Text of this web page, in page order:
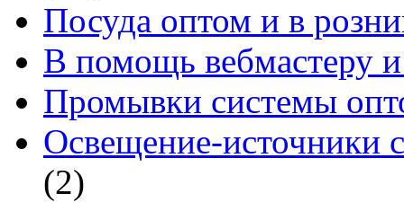
Посуда оптом и в
В помощь вебмастеру и
Промывки системы
Освещение-источники
(2)